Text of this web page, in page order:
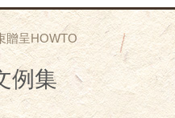
贈呈HOWTO
例集